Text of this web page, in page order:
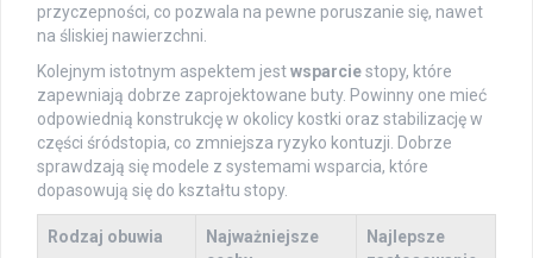
przyczepności, co pozwala na pewne poruszanie się, nawet
na śliskiej nawierzchni.
Kolejnym istotnym aspektem jestwsparciestopy, które
zapewniają dobrze zaprojektowane buty. Powinny one mieć
odpowiednią konstrukcję w okolicy kostki oraz stabilizację w
części śródstopia, co zmniejsza ryzyko kontuzji. Dobrze
sprawdzają się modele z systemami wsparcia, które
dopasowują się do kształtu stopy.
Rodzaj obuwia
Najważniejsze
Najlepsze